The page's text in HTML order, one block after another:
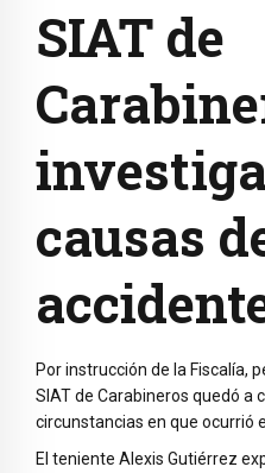
SIAT de
causas
Por instrucción de la Fiscalía,
SIAT de Carabineros quedó a
circunstancias en que ocurrió
El teniente Alexis Gutiérrez